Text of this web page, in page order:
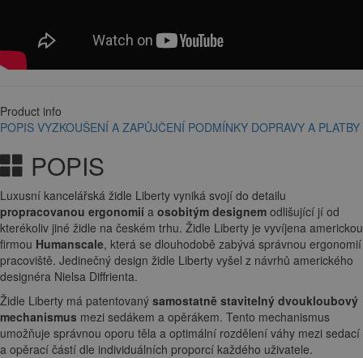
Product info
POPIS VYZKOUŠENÍ A ZAPŮJČENÍ PODMÍNKY DOPRAVY A PLATBY
POPIS
Luxusní kancelářská židle Liberty vyniká svojí do detailu
propracovanou ergonomií a osobitým designem odlišující jí od
kterékoliv jiné židle na českém trhu. Židle Liberty je vyvíjena americkou
firmou Humanscale, která se dlouhodobě zabývá správnou ergonomií
pracoviště. Jedinečný design židle Liberty vyšel z návrhů amerického
designéra Nielsa Diffrienta.
Židle Liberty má patentovaný samostatně stavitelný dvoukloubový
mechanismus mezi sedákem a opěrákem. Tento mechanismus
umožňuje správnou oporu těla a optimální rozdělení váhy mezi sedací
a opěrací částí dle individuálních proporcí každého uživatele.